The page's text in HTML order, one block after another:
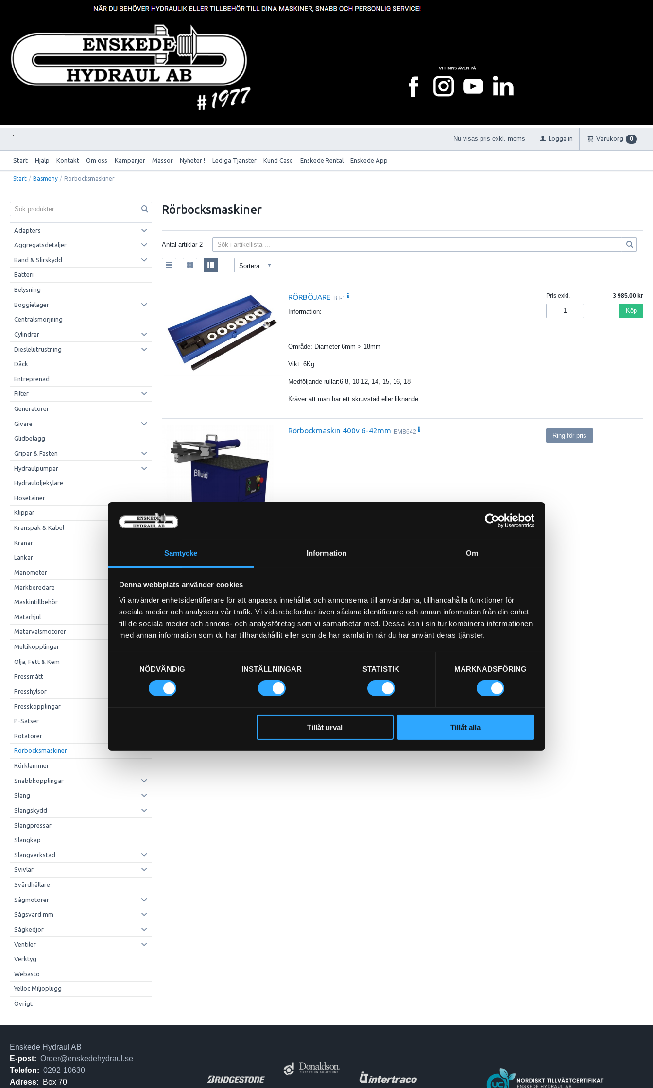
Samtycke Information Om
Denna webbplats använder cookies
Vi använder enhetsidentifierare för att anpassa innehållet och annonserna till användarna, tillhandahålla funktioner för
sociala medier och analysera vår trafik. Vi vidarebefordrar även sådana identifierare och annan information från din enhet
till de sociala medier och annons- och analysföretag som vi samarbetar med. Dessa kan i sin tur kombinera informationen
med annan information som du har tillhandahållit eller som de har samlat in när du har använt deras tjänster.
NÖDVÄNDIG
INSTÄLLNINGAR STATISTIK MARKNADSFÖRING
Tillåt urval Tillåt alla
Nu visas pris exkl. moms Logga in Varukorg 0
Start Hjälp Kontakt Om oss Kampanjer Mässor Nyheter ! Lediga Tjänster Kund Case Enskede Rental Enskede App
Start / Basmeny / Rörbocksmaskiner
Adapters
Aggregatsdetaljer
Band & Slirskydd
Batteri
Belysning
Boggielager
Centralsmörjning
Cylindrar
Dieslelutrustning
Däck
Entreprenad
Filter
Generatorer
Givare
Glidbelägg
Gripar & Fästen
Hydraulpumpar
Hydrauloljekylare
Hosetainer
Klippar
Kranspak & Kabel
Kranar
Länkar
Manometer
Markberedare
Maskintillbehör
Matarhjul
Matarvalsmotorer
Multikopplingar
Olja, Fett & Kem
Pressmått
Presshylsor
Presskopplingar
P-Satser
Rotatorer
Rörbocksmaskiner
Rörklammer
Snabbkopplingar
Slang
Slangskydd
Slangpressar
Slangkap
Slangverkstad
Svivlar
Svärdhållare
Sågmotorer
Sågsvärd mm
Sågkedjor
Ventiler
Verktyg
Webasto
Yelloc Miljöplugg
Övrigt
Rörbocksmaskiner
Antal artiklar 2
Sortera
RÖRBÖJARE BT-1
Information:
Område: Diameter 6mm > 18mm
Vikt: 6Kg
Medföljande rullar:6-8, 10-12, 14, 15, 16, 18
Kräver att man har ett skruvstäd eller liknande.
Pris exkl. 3 985.00
Köp
Rörbockmaskin 400v 6-42mm EMB642 Ring för pris
Pris exkl. 86.00 313.65
Enskede Hydraul AB
E-post: Order@enskedehydraul.se
Telefon: 0292-10630
Adress:
Box 70